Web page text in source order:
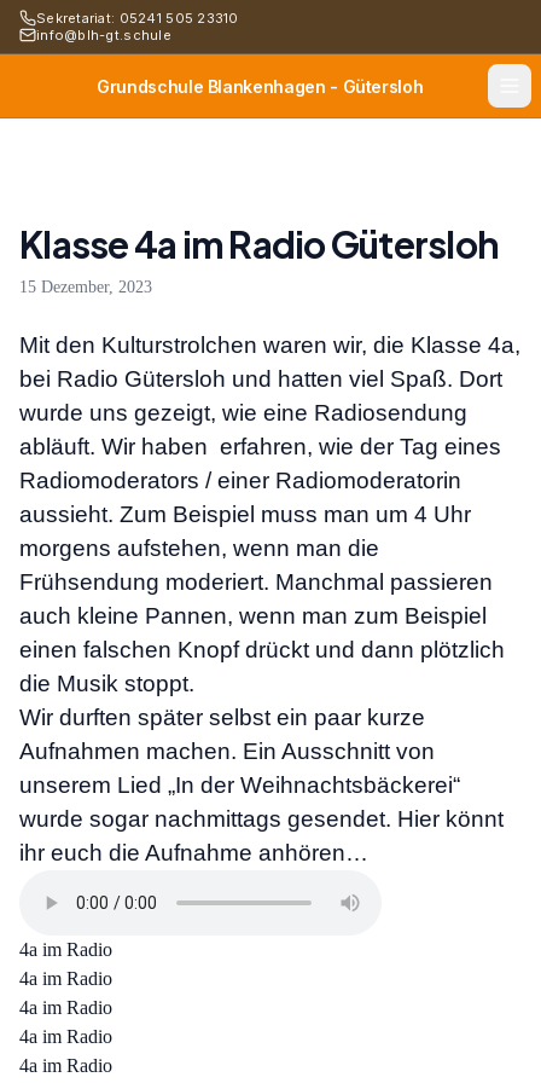
Sekretariat: 05241 505 23310
info@blh-gt.schule
Grundschule Blankenhagen - Gütersloh
Klasse 4a im Radio Gütersloh
15 Dezember, 2023
Mit den Kulturstrolchen waren wir, die Klasse 4a,
bei Radio Gütersloh und hatten viel Spaß. Dort
wurde uns gezeigt, wie eine Radiosendung
abläuft. Wir haben erfahren, wie der Tag eines
Radiomoderators / einer Radiomoderatorin
aussieht. Zum Beispiel muss man um 4 Uhr
morgens aufstehen, wenn man die
Frühsendung moderiert. Manchmal passieren
auch kleine Pannen, wenn man zum Beispiel
einen falschen Knopf drückt und dann plötzlich
die Musik stoppt.
Wir durften später selbst ein paar kurze
Aufnahmen machen. Ein Ausschnitt von
unserem Lied „In der Weihnachtsbäckerei“
wurde sogar nachmittags gesendet. Hier könnt
ihr euch die Aufnahme anhören…
4a im Radio
4a im Radio
4a im Radio
4a im Radio
4a im Radio